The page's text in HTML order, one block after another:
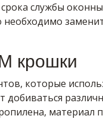
службы
необходимо
крошки
которые
материал